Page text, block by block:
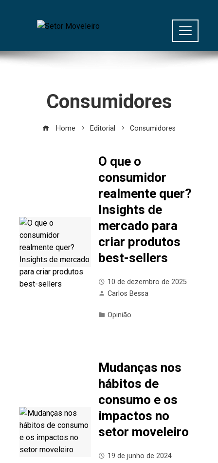
Consumidores
Home Editorial Consumidores
O que o
consumidor
realmente quer?
Insights de
mercado para
criar produtos
best-sellers
10 de dezembro de 2025
Carlos Bessa
Opinião
Mudanças nos
hábitos de
consumo e os
impactos no
setor moveleiro
19 de junho de 2024